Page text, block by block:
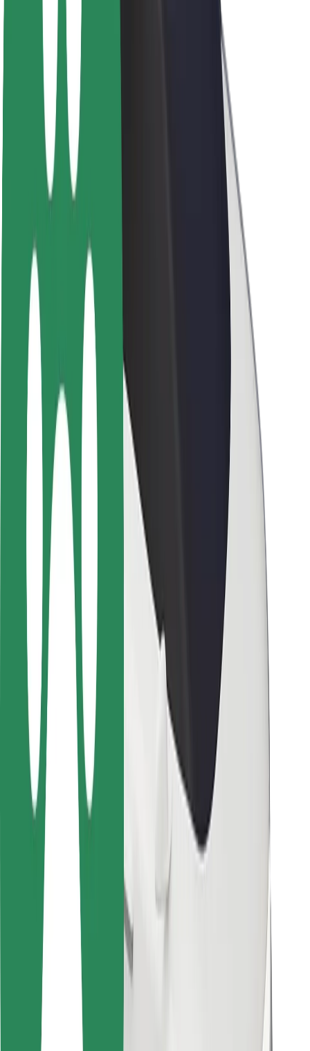
นโยบายด้านความยั่งยืนของ Bolt
Project Zero
บล็อก
ห้องข่าว
แนวทางการสร้างแบรนด์
พันธกิจ
นักลงทุนสัมพันธ์
แบรนด์
Urban Fund
ความปลอดภัย
ความปลอดภัยของผู้โดยสาร
ความปลอดภัยของคนขับ
ความปลอดภัยในการใช้สกู๊ตเตอร์
ห้องแล็บความปลอดภัย
เมือง
ตำแหน่ง
ทางแก้ปัญหาภายในเมือง
สนามบิน
แท่นชาร์จของ Bolt
การสนับสนุน
สำหรับผู้โดยสาร
สำหรับคนขับ
สำหรับพนักงานส่งของ
Bolt Food
สำหรับเจ้าของฟลีท
สำหรับร้านอาหาร
อื่น ๆ
ซัพพลายเออร์
ข้อกำหนด และเงื่อนไข
คุกกี้
ดาวน์โหลดแอป Bolt